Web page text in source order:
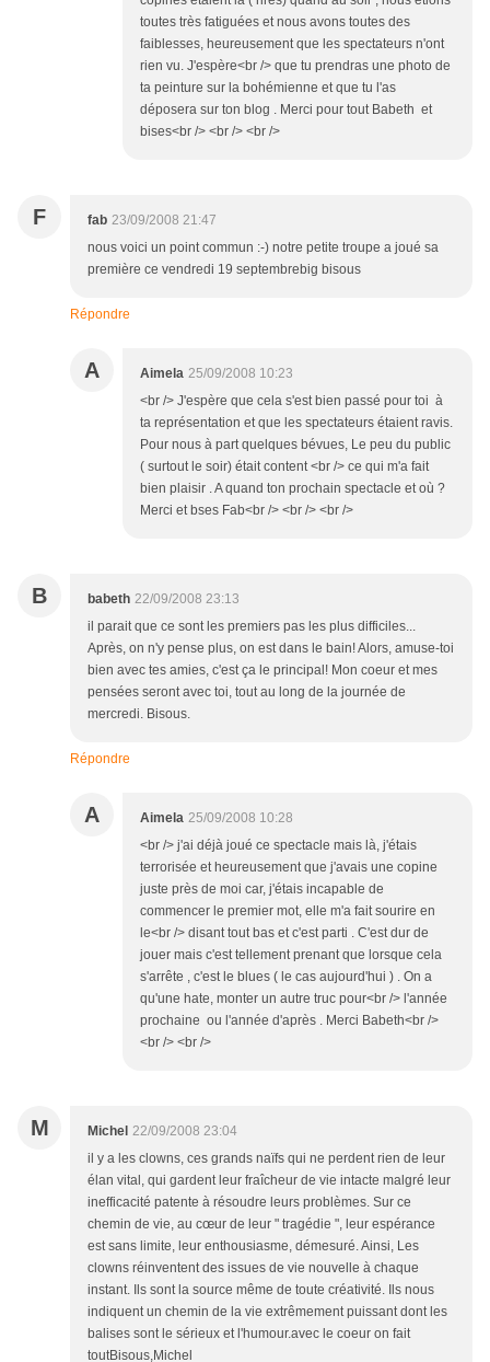
toutes très fatiguées et nous avons toutes des
faiblesses, heureusement que les spectateurs n'ont
rien vu. J'espère<br /> que tu prendras une photo de
ta peinture sur la bohémienne et que tu l'as
déposera sur ton blog . Merci pour tout Babeth et
bises<br /> <br /> <br />
F fab 23/09/2008 21:47
nous voici un point commun :-) notre petite troupe a joué sa
première ce vendredi 19 septembrebig bisous
Répondre
A Aimela 25/09/2008 10:23
<br /> J'espère que cela s'est bien passé pour toi à
ta représentation et que les spectateurs étaient ravis.
Pour nous à part quelques bévues, Le peu du public
( surtout le soir) était content <br /> ce qui m'a fait
bien plaisir . A quand ton prochain spectacle et où ?
Merci et bses Fab<br /> <br /> <br />
B babeth 22/09/2008 23:13
il parait que ce sont les premiers pas les plus difficiles...
Après, on n'y pense plus, on est dans le bain! Alors, amuse-toi
bien avec tes amies, c'est ça le principal! Mon coeur et mes
pensées seront avec toi, tout au long de la journée de
mercredi. Bisous.
Répondre
A Aimela 25/09/2008 10:28
<br /> j'ai déjà joué ce spectacle mais là, j'étais
terrorisée et heureusement que j'avais une copine
juste près de moi car, j'étais incapable de
commencer le premier mot, elle m'a fait sourire en
le<br /> disant tout bas et c'est parti . C'est dur de
jouer mais c'est tellement prenant que lorsque cela
s'arrête , c'est le blues ( le cas aujourd'hui ) . On a
qu'une hate, monter un autre truc pour<br /> l'année
prochaine ou l'année d'après . Merci Babeth<br />
<br /> <br />
M Michel 22/09/2008 23:04
il y a les clowns, ces grands naïfs qui ne perdent rien de leur
élan vital, qui gardent leur fraîcheur de vie intacte malgré leur
inefficacité patente à résoudre leurs problèmes. Sur ce
chemin de vie, au cœur de leur " tragédie ", leur espérance
est sans limite, leur enthousiasme, démesuré. Ainsi, Les
clowns réinventent des issues de vie nouvelle à chaque
instant. Ils sont la source même de toute créativité. Ils nous
indiquent un chemin de la vie extrêmement puissant dont les
balises sont le sérieux et l'humour.avec le coeur on fait
toutBisous,Michel